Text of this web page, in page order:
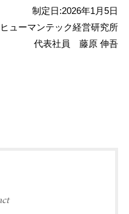
制定日:2026年1月5日
ューマンテック経営研究所
代表社員 藤原 伸吾